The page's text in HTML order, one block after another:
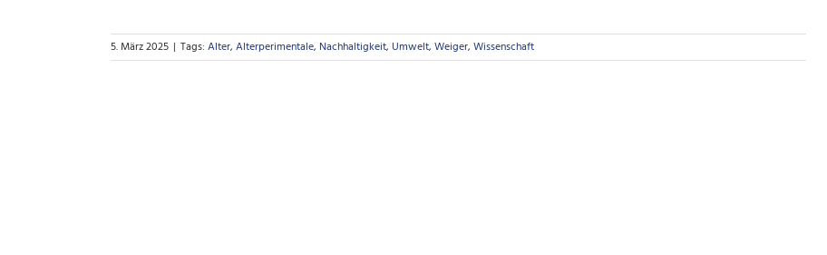
5. März 2025 | Tags: Alter, Alterperimentale, Nachhaltigkeit, Umwelt, Weiger, Wissenschaft